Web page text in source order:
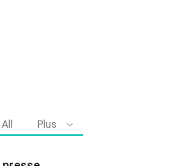
All Plus